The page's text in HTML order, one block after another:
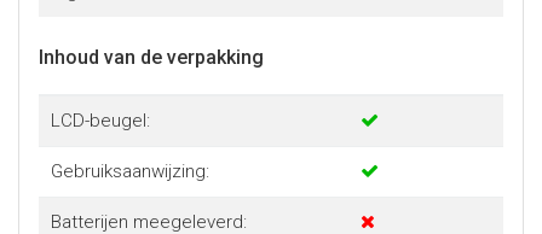
Inhoud van de verpakking
LCD-beugel:
Gebruiksaanwijzing:
Batterijen meegeleverd: